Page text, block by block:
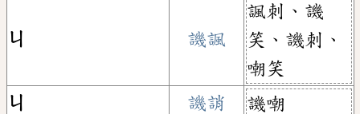
ㄐ 譏諷
諷刺、譏
笑、譏刺、
嘲笑
ㄐ
譏誚 譏嘲